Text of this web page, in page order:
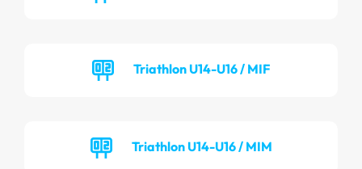
Triathlon U14-U16 / MIF
Triathlon U14-U16 / MIM